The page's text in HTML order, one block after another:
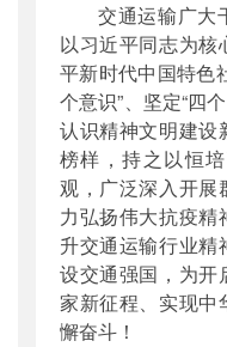
交通运输广大
以习近平同志为核
平新时代中国特色
个意识”、坚定“四
认识精神文明建设
榜样，持之以恒
观，广泛深入开展
力弘扬伟大抗疫精
升交通运输行业精
设交通强国，为开
家新征程、实现中
懈奋斗！